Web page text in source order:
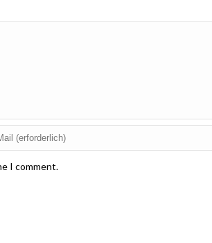
I comment.